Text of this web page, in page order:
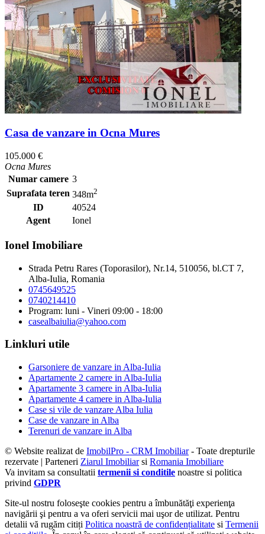
Casa de vanzare in Ocna Mures
105.000 €
Ocna Mures
Numar camere 3
Suprafata teren 348m2
ID
40524
Agent
Ionel
Ionel Imobiliare
Strada Petru Rares (Toporasilor), Nr.14, 510056, bl.CT 7,
Alba-Iulia, Romania
0745649525
0740214410
Program: luni - Vineri 09:00 - 18:00
casealbaiulia@yahoo.com
Linkluri utile
Garsoniere de vanzare in Alba-Iulia
Apartamente 2 camere in Alba-Iulia
Apartamente 3 camere in Alba-Iulia
Apartamente 4 camere in Alba-Iulia
Case si vile de vanzare Alba Iulia
Case de vanzare in Alba
Terenuri de vanzare in Alba
© Website realizat de ImobilPro - CRM Imobiliar- Toate drepturile
rezervate | Parteneri Ziarul Imobiliarsi Romania Imobiliare
Va invitam sa consultatii termenii si conditile noastre si politica
privind GDPR
Site-ul nostru foloseşte cookies pentru a îmbunătăţi experienţa
navigării şi pentru a va oferi servicii mai uşor de utilizat. Pentru
detalii vă rugăm citiți Politica noastră de confidențialitate si Termenii